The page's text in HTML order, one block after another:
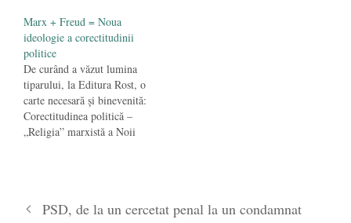
Marx + Freud = Noua
ideologie a corectitudinii
politice
De curând a văzut lumina
tiparului, la Editura Rost, o
carte necesară și binevenită:
Corectitudinea politică –
„Religia” marxistă a Noii
editorul său, Claudiu Târziu.
PSD, de la un cercetat penal la un condamnat